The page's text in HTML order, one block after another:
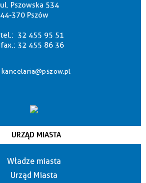
ul. Pszowska 534
44-370 Pszów
tel.: 32 455 95 51
fax.: 32 455 86 36
kancelaria@pszow.pl
URZĄD MIASTA
Władze miasta
Urząd Miasta